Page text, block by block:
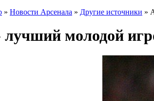
» Новости Арсенала » Другие источники »
молодой